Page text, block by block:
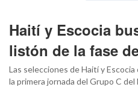
Haití y Escocia
listón de la fase
Las selecciones de Haití y
la primera jornada del Grupo C